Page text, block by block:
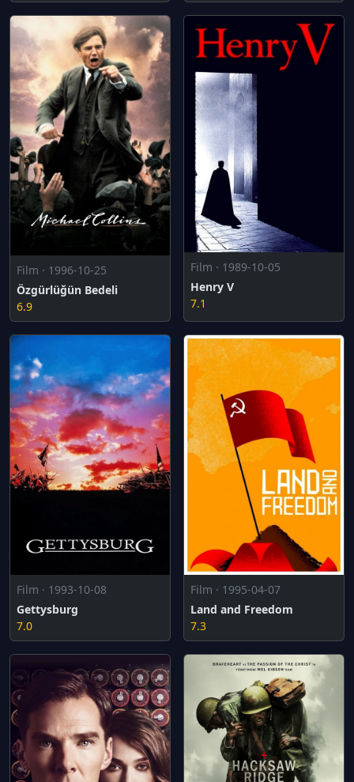
Film · 1996-10-25
Özgürlüğün Bedeli
6.9
Film · 1989-10-05
Henry V
7.1
Film · 1993-10-08
Gettysburg
7.0
Film · 1995-04-07
Land and Freedom
7.3